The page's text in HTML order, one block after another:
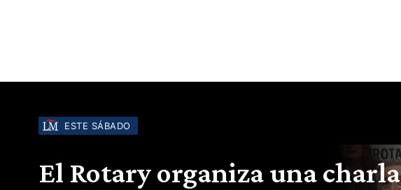
ESTE SÁBADO
El Rotary organiza una charla